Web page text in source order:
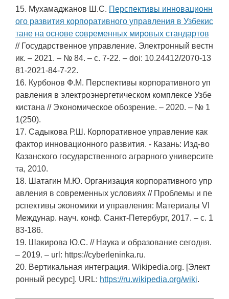
15. Мухамаджанов Ш.С. Перспективы инновационн
ого развития корпоративного управления в Узбекис
тане на основе современных мировых стандартов
// Государственное управление. Электронный вестн
ик. – 2021. – № 84. – c. 7-22. – doi: 10.24412/2070-13
81-2021-84-7-22.
16. Курбонов Ф.М. Перспективы корпоративного уп
равления в электроэнергетическом комплексе Узбе
кистана // Экономическое обозрение. – 2020. – № 1
1(250).
17. Садыкова Р.Ш. Корпоративное управление как
фактор инновационного развития. - Казань: Изд-во
Казанского государственного аграрного университе
та, 2010.
18. Шатагин М.Ю. Организация корпоративного упр
авления в современных условиях // Проблемы и пе
рспективы экономики и управления: Материалы VI
Междунар. науч. конф. Санкт-Петербург, 2017. – c. 1
83-186.
19. Шакирова Ю.С. // Наука и образование сегодня.
– 2019. – url: https://cyberleninka.ru.
20. Вертикальная интеграция. Wikipedia.org. [Элект
ронный ресурс]. URL: https://ru.wikipedia.org/wiki.